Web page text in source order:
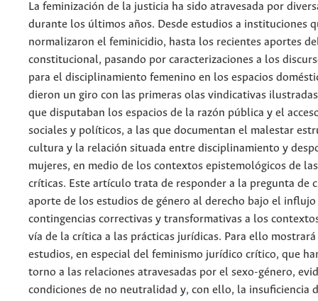
La feminización de la justicia ha sido atravesada por
durante los últimos años. Desde estudios a instituciones
normalizaron el feminicidio, hasta los recientes aportes
constitucional, pasando por caracterizaciones a los
para el disciplinamiento femenino en los espacios
dieron un giro con las primeras olas vindicativas
que disputaban los espacios de la razón pública y el
sociales y políticos, a las que documentan el malestar
cultura y la relación situada entre disciplinamiento y
mujeres, en medio de los contextos epistemológicos de
críticas. Este artículo trata de responder a la pregunta de
aporte de los estudios de género al derecho bajo el influjo
contingencias correctivas y transformativas a los
vía de la crítica a las prácticas jurídicas. Para ello
estudios, en especial del feminismo jurídico crítico, que
torno a las relaciones atravesadas por el sexo-género,
condiciones de no neutralidad y, con ello, la insuficiencia